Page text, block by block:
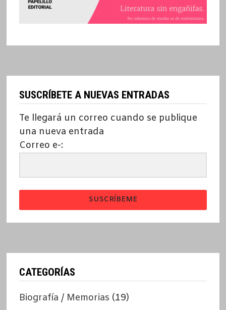
SUSCRÍBETE A NUEVAS ENTRADAS
Te llegará un correo cuando se publique
una nueva entrada
Correo e-:
SUSCRÍBEME
CATEGORÍAS
Biografía / Memorias (19)